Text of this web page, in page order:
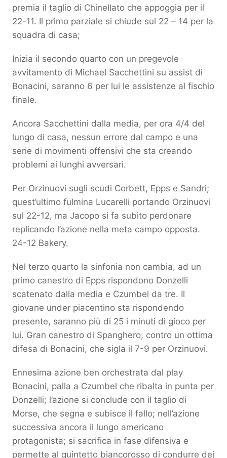
premia il taglio di Chinellato che appoggia per il
22-11. Il primo parziale si chiude sul 22 – 14 per la
squadra di casa;
Inizia il secondo quarto con un pregevole
avvitamento di Michael Sacchettini su assist di
Bonacini, saranno 6 per lui le assistenze al fischio
finale.
Ancora Sacchettini dalla media, per ora 4/4 del
lungo di casa, nessun errore dal campo e una
serie di movimenti offensivi che sta creando
problemi ai lunghi avversari.
Per Orzinuovi sugli scudi Corbett, Epps e Sandri;
quest’ultimo fulmina Lucarelli portando Orzinuovi
sul 22-12, ma Jacopo si fa subito perdonare
replicando l’azione nella meta campo opposta.
24-12 Bakery.
Nel terzo quarto la sinfonia non cambia, ad un
primo canestro di Epps rispondono Donzelli
scatenato dalla media e Czumbel da tre. Il
giovane under piacentino sta rispondendo
presente, saranno più di 25 i minuti di gioco per
lui. Gran canestro di Spanghero, contro un ottima
difesa di Bonacini, che sigla il 7-9 per Orzinuovi.
Ennesima azione ben orchestrata dal play
Bonacini, palla a Czumbel che ribalta in punta per
Donzelli; l’azione si conclude con il taglio di
Morse, che segna e subisce il fallo; nell’azione
successiva ancora il lungo americano
protagonista; si sacrifica in fase difensiva e
permette al quintetto biancorosso di condurre dei